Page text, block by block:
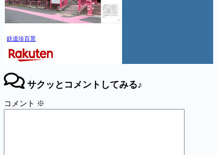
鉄道珍百景
サクッとコメントしてみる♪
コメント ※